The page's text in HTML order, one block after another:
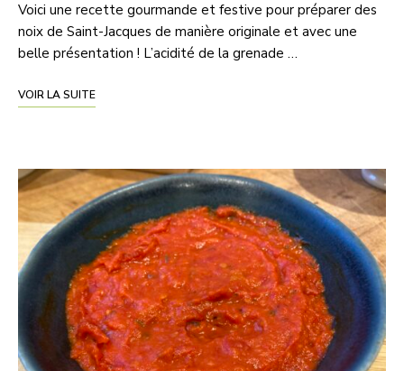
Voici une recette gourmande et festive pour préparer des
noix de Saint-Jacques de manière originale et avec une
belle présentation ! L’acidité de la grenade …
VOIR LA SUITE